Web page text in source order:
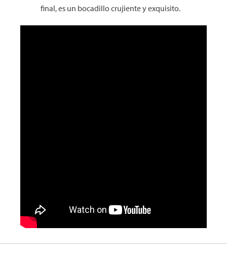
final, es un bocadillo crujiente y exquisito.